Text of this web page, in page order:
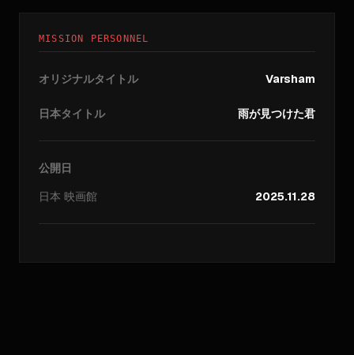
MISSION PERSONNEL
オリジナルタイトル Varsham
日本タイトル 雨が見つけた君
公開日
日本 映画館 2025.11.28